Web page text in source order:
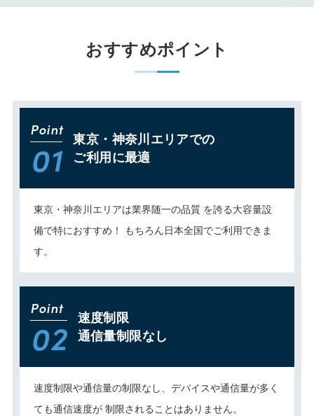
おすすめポイント
Point
01
東京・神奈川エリアでの
ご利用に最適
東京・神奈川エリアは業界随一の品質 を誇る大容量設
備で特におすすめ！ もちろん日本全国でご利用できま
す。
Point
02
速度制限
通信量制限なし
速度制限や通信量の制限なし、デバイスや通信量が多く
ても通信速度が 制限されることはありません。